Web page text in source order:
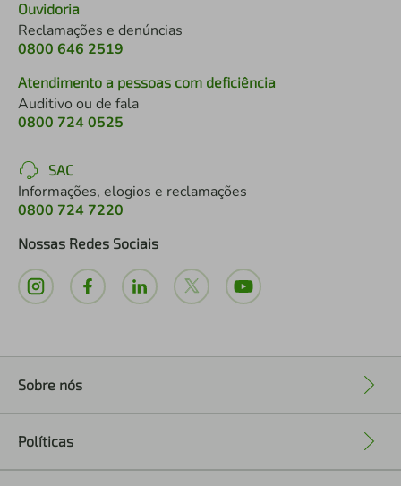
Ouvidoria
Reclamações e denúncias
0800 646 2519
Atendimento a pessoas com deficiência
Auditivo ou de fala
0800 724 0525
SAC
Informações, elogios e reclamações
0800 724 7220
Nossas Redes Sociais
Sobre nós
Políticas